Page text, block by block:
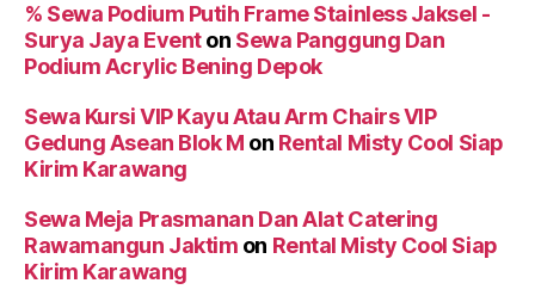
% Sewa Podium Putih Frame Stainless Jaksel -
Surya Jaya Eventon Sewa Panggung Dan
Podium Acrylic Bening Depok
Sewa Kursi VIP Kayu Atau Arm Chairs VIP
Gedung Asean Blok M on Rental Misty Cool Siap
Kirim Karawang
Sewa Meja Prasmanan Dan Alat Catering
Rawamangun Jaktim on Rental Misty Cool Siap
Kirim Karawang